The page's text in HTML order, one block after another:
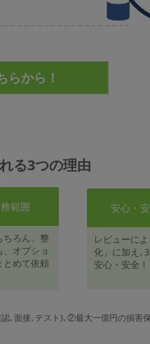
る3つの理由
範囲
ちろん、整
オプショ
とめて依頼
安心・
レビューに
化」に加え､
安心・安全！
､面接､テスト)､②最大一億円の損害